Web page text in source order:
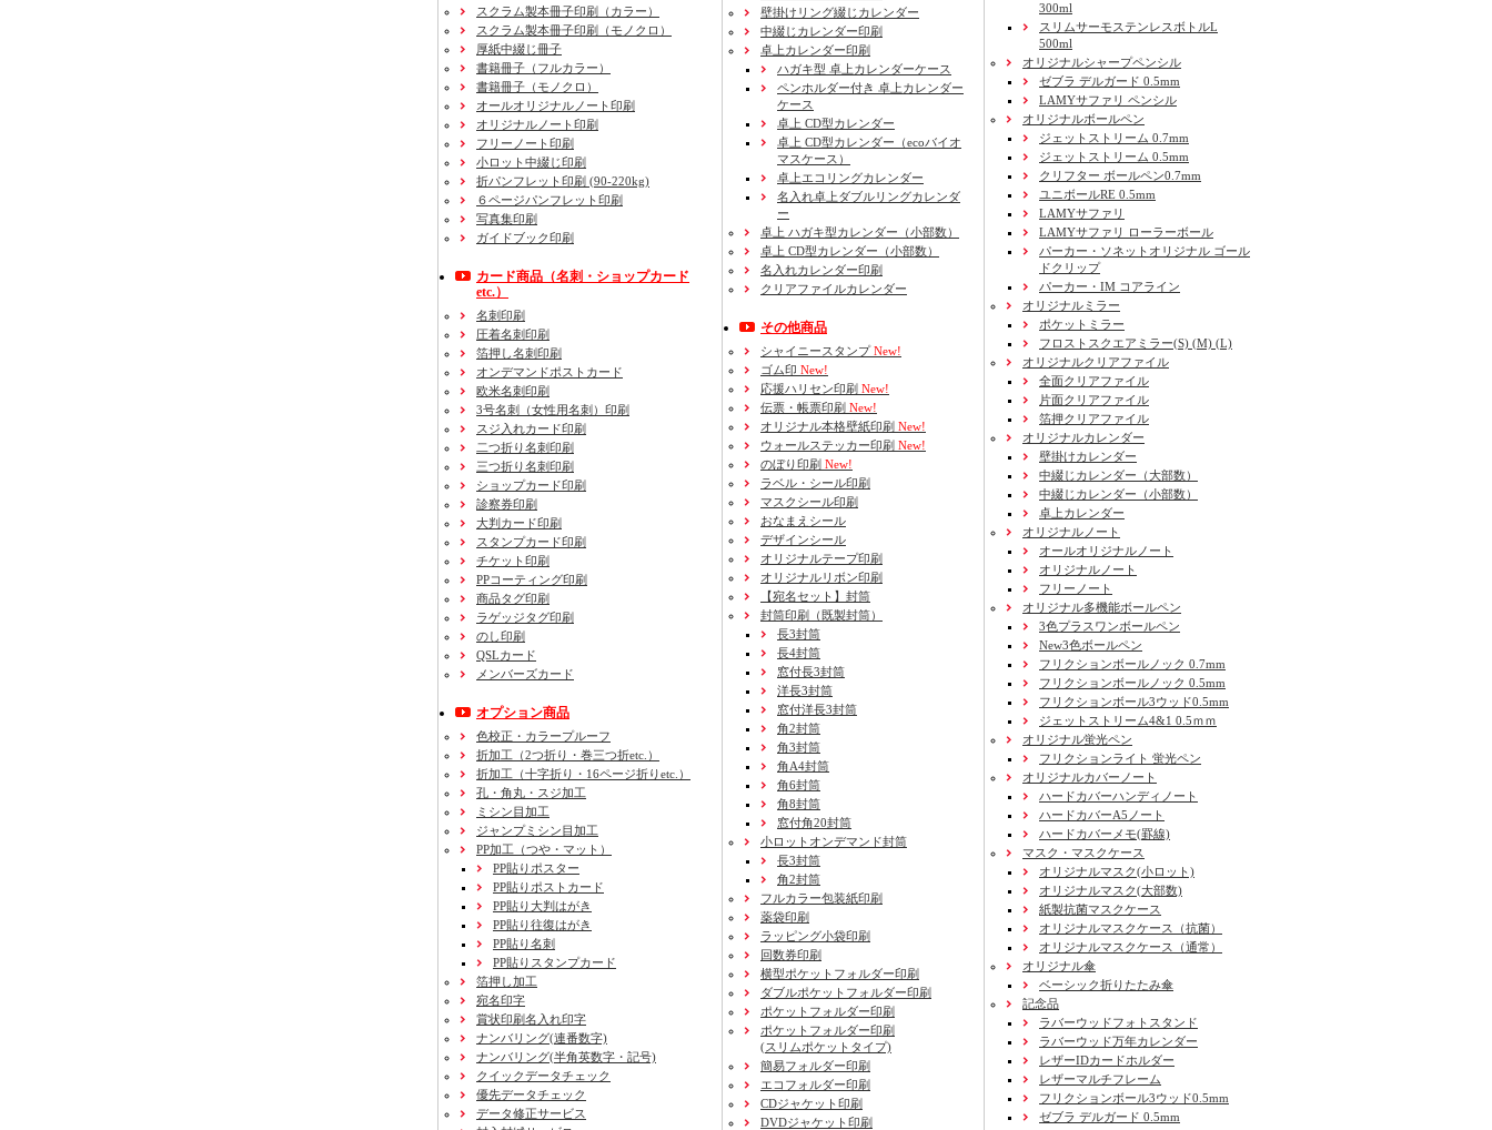
スクラム製本冊子印刷
（カラー）
スクラム製本冊子印刷
（モノクロ）
厚紙中綴じ冊子
書籍冊子 （フルカラー）
書籍冊子 （モノクロ）
オールオリジナルノート印刷
オリジナルノート印刷
フリーノート印刷
小ロット中綴じ印刷
折パンフレット印刷 (90-220kg)
６ページパンフレット印刷
写真集印刷
ガイドブック印刷
カード商品 （名刺・ショップカード
etc.）
名刺印刷
圧着名刺印刷
箔押し名刺印刷
オンデマンドポストカード
欧米名刺印刷
3号名刺
（女性用名刺） 印刷
スジ入れカード印刷
二つ折り名刺印刷
三つ折り名刺印刷
ショップカード印刷
診察券印刷
大判カード印刷
スタンプカード印刷
チケット印刷
PPコーティング印刷
商品タグ印刷
ラゲッジタグ印刷
のし印刷
QSLカード
メンバーズカード
オプション商品
色校正・カラープルーフ
折加工 （2つ折り・巻三つ折etc.）
折加工 （十字折り・16ページ折りetc.）
孔・角丸・スジ加工
ミシン目加工
ジャンプミシン目加工
PP加工 （つや・マット）
PP貼りポスター
PP貼りポストカード
PP貼り大判はがき
PP貼り往復はがき
PP貼り名刺
PP貼りスタンプカード
箔押し加工
宛名印字
賞状印刷名入れ印字
ナンバリング(連番数字)
ナンバリング(半角英数字・記号)
クイックデータチェック
優先データチェック
データ修正サービス
壁掛けリング綴じカレンダー
中綴じカレンダー印刷
卓上カレンダー印刷
ハガキ型 卓上カレンダーケース
ペンホルダー付き 卓上カレンダー
ケース
卓上 CD型カレンダー
卓上 CD型カレンダー（ecoバイオ
マスケース）
卓上エコリングカレンダー
名入れ卓上ダブルリングカレンダ
ー
卓上 ハガキ型カレンダー（小部数）
卓上 CD型カレンダー（小部数）
名入れカレンダー印刷
クリアファイルカレンダー
その他商品
シャイニースタンプNew!
ゴム印 New!
応援ハリセン印刷 New!
伝票・帳票印刷 New!
オリジナル本格壁紙印刷 New!
ウォールステッカー印刷 New!
のぼり印刷 New!
ラベル・シール印刷
マスクシール印刷
おなまえシール
デザインシール
オリジナルテープ印刷
オリジナルリボン印刷
【宛名セット】封筒
封筒印刷
（既製封筒）
長3封筒
長4封筒
窓付長3封筒
洋長3封筒
窓付洋長3封筒
角2封筒
角3封筒
角A4封筒
角6封筒
角8封筒
窓付角20封筒
小ロットオンデマンド封筒
長3封筒
角2封筒
フルカラー包装紙印刷
薬袋印刷
ラッピング小袋印刷
回数券印刷
横型ポケットフォルダー印刷
ダブルポケットフォルダー印刷
ポケットフォルダー印刷
ポケットフォルダー印刷
(スリムポケットタイプ)
簡易フォルダー印刷
エコフォルダー印刷
CDジャケット印刷
DVDジャケット印刷
300ml
スリムサーモステンレスボトルL
500ml
オリジナルシャープペンシル
ゼブラ デルガード 0.5mm
LAMYサファリ ペンシル
オリジナルボールペン
ジェットストリーム 0.7mm
ジェットストリーム 0.5mm
クリフター ボールペン0.7mm
ユニボールRE 0.5mm
LAMYサファリ
LAMYサファリ ローラーボール
パーカー・ソネットオリジナル ゴール
ドクリップ
パーカー・IM コアライン
オリジナルミラー
ポケットミラー
フロストスクエアミラー(S) (M) (L)
オリジナルクリアファイル
全面クリアファイル
片面クリアファイル
箔押クリアファイル
オリジナルカレンダー
壁掛けカレンダー
中綴じカレンダー（大部数）
中綴じカレンダー（小部数）
卓上カレンダー
オリジナルノート
オールオリジナルノート
オリジナルノート
フリーノート
オリジナル多機能ボールペン
3色プラスワンボールペン
New3色ボールペン
フリクションボールノック 0.7mm
フリクションボールノック 0.5mm
フリクションボール3ウッド0.5mm
ジェットストリーム4&1 0.5ｍｍ
オリジナル蛍光ペン
フリクションライト 蛍光ペン
オリジナルカバーノート
ハードカバーハンディノート
ハードカバーA5ノート
ハードカバーメモ(罫線)
マスク・マスクケース
オリジナルマスク(小ロット)
オリジナルマスク(大部数)
紙製抗菌マスクケース
オリジナルマスクケース（抗菌）
オリジナルマスクケース（通常）
オリジナル傘
ベーシック折りたたみ傘
記念品
ラバーウッドフォトスタンド
ラバーウッド万年カレンダー
レザーIDカードホルダー
レザーマルチフレーム
フリクションボール3ウッド0.5mm
ゼブラ デルガード 0.5mm